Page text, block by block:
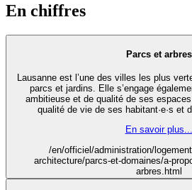
En chiffres
Parcs et arbres
Lausanne est l’une des villes les plus
parcs et jardins. Elle s’engage
ambitieuse et de qualité de ses
qualité de vie de ses habitant·e·s et
En savoir plus...
/en/officiel/administration/
architecture/parcs-et-domaines/a-
arbres.html